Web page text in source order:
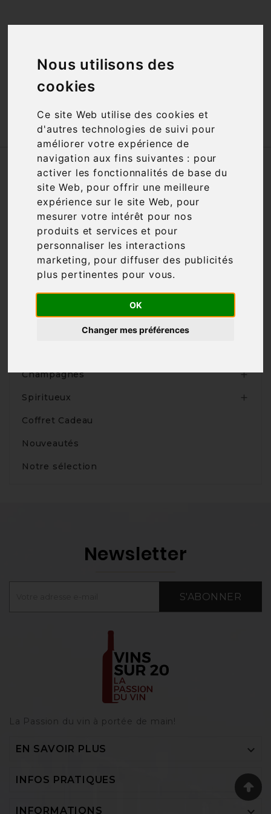
Nous utilisons des
cookies
Ce site Web utilise des cookies et
d'autres technologies de suivi pour
améliorer votre expérience de
navigation aux fins suivantes : pour
activer les fonctionnalités de base du
site Web, pour offrir une meilleure
expérience sur le site Web, pour
mesurer votre intérêt pour nos
produits et services et pour
personnaliser les interactions
marketing, pour diffuser des publicités
plus pertinentes pour vous.
OK
Changer mes préférences
id="open_preferences_center">Préfèrences
Accueil Vins Région Languedoc Roussillon
Nous nous excusons pour la gêne
occasionnée
Recherchez à nouveau ce que vous cherchez

Produits
Champagnes 
Spiritueux 
Coffret Cadeau
Nouveautés
Notre sélection
Newsletter
S'ABONNER
La Passion du vin à portée de main‎!
EN SAVOIR PLUS 
INFOS PRATIQUES 
INFORMATIONS